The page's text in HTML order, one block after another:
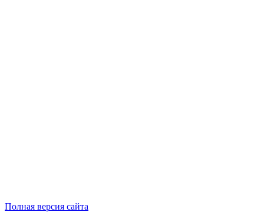
Полная версия сайта